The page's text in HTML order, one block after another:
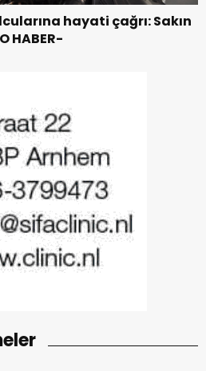
hayati çağrı: Sakın
HABER-